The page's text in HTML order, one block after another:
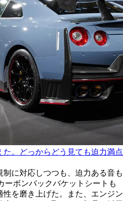
た。どっからどう見ても迫力満点
に対応しつつも、迫力ある音も
ーボンバックバケットシートも
を磨き上げた。また、エンジン